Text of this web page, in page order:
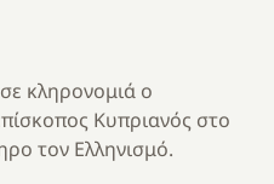
κληρονομιά ο
Κυπριανός στο
τον Ελληνισμό.